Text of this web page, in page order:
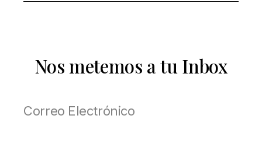
Nos metemos a tu Inbox